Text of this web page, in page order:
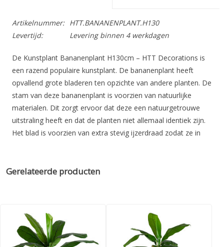
Artikelnummer: HTT.BANANENPLANT.H130
Levertijd:
Levering binnen 4 werkdagen
De Kunstplant Bananenplant H130cm – HTT Decorations is
een razend populaire kunstplant. De bananenplant heeft
opvallend grote bladeren ten opzichte van andere planten. De
stam van deze bananenplant is voorzien van natuurlijke
materialen. Dit zorgt ervoor dat deze een natuurgetrouwe
uitstraling heeft en dat de planten niet allemaal identiek zijn.
Het blad is voorzien van extra stevig ijzerdraad zodat ze in
‘echtheid’ van deze kunstplant.
Specificaties:
Hoogte totaal: 130 cm
Breedte: 125 cm
Gerelateerde producten